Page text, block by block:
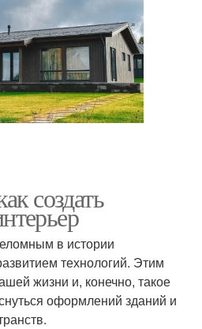
создать
в истории
технологий. Этим
жизни и, конечно, такое
оформлений зданий и